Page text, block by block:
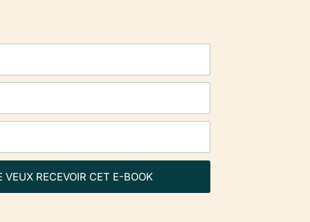
VEUX RECEVOIR CET E-BOOK